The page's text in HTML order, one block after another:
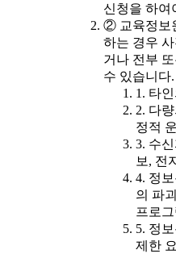
신청을 하여
② 교육정보
하는 경우
거나 전부
수 있습니다.
1. 타
2. 다
정적
3. 수
보, 전
4. 정
의 파
프로
5. 정
제한